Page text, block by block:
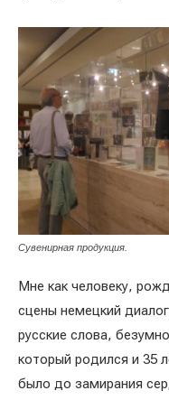
Сувенирная продукция.
Мне как человеку,
сцены немецкий
русские слова,
который родился и 35
было до замирания